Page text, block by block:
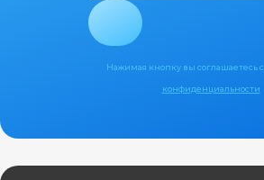
Нажимая кнопку вы соглашаетесь с
конфиденциальности